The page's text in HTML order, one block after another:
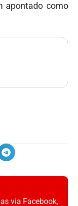
apontado como
via Facebook,